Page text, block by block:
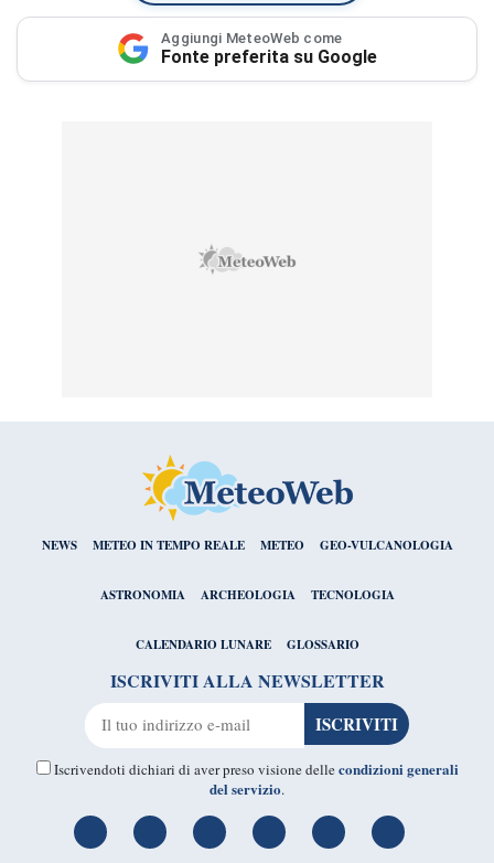
Aggiungi MeteoWeb come
Fonte preferita su Google
NEWS METEO IN TEMPO REALE METEO GEO-VULCANOLOGIA
ASTRONOMIA ARCHEOLOGIA TECNOLOGIA
CALENDARIO LUNARE GLOSSARIO
ISCRIVITI ALLA NEWSLETTER
Iscrivendoti dichiari di aver preso visione dellecondizioni generali
del servizio.